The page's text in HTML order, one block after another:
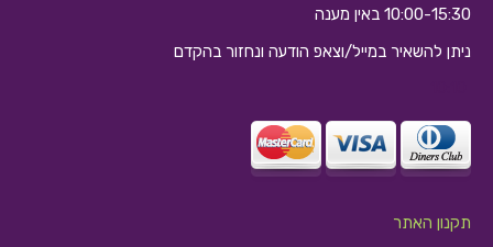
10:00-15:30 באין מענה
ניתן להשאיר במייל/וצאפ הודעה ונחזור בהקדם
תקנון האתר